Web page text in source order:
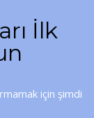
İlk
için şimdi